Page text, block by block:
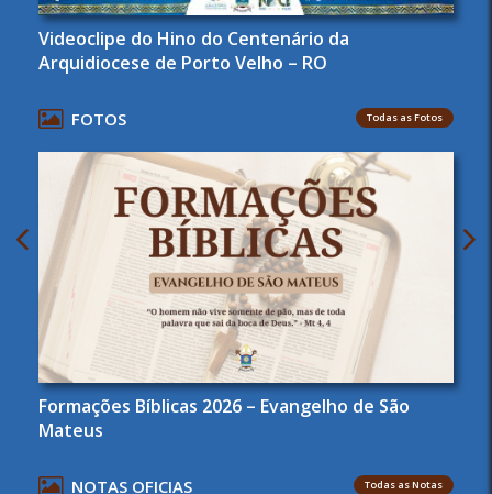
Videoclipe do Hino do Centenário da
Arquidiocese de Porto Velho – RO
FOTOS Todas as Fotos
Formações Bíblicas 2026 – Evangelho de São
Mateus
NOTAS OFICIAS Todas as Notas